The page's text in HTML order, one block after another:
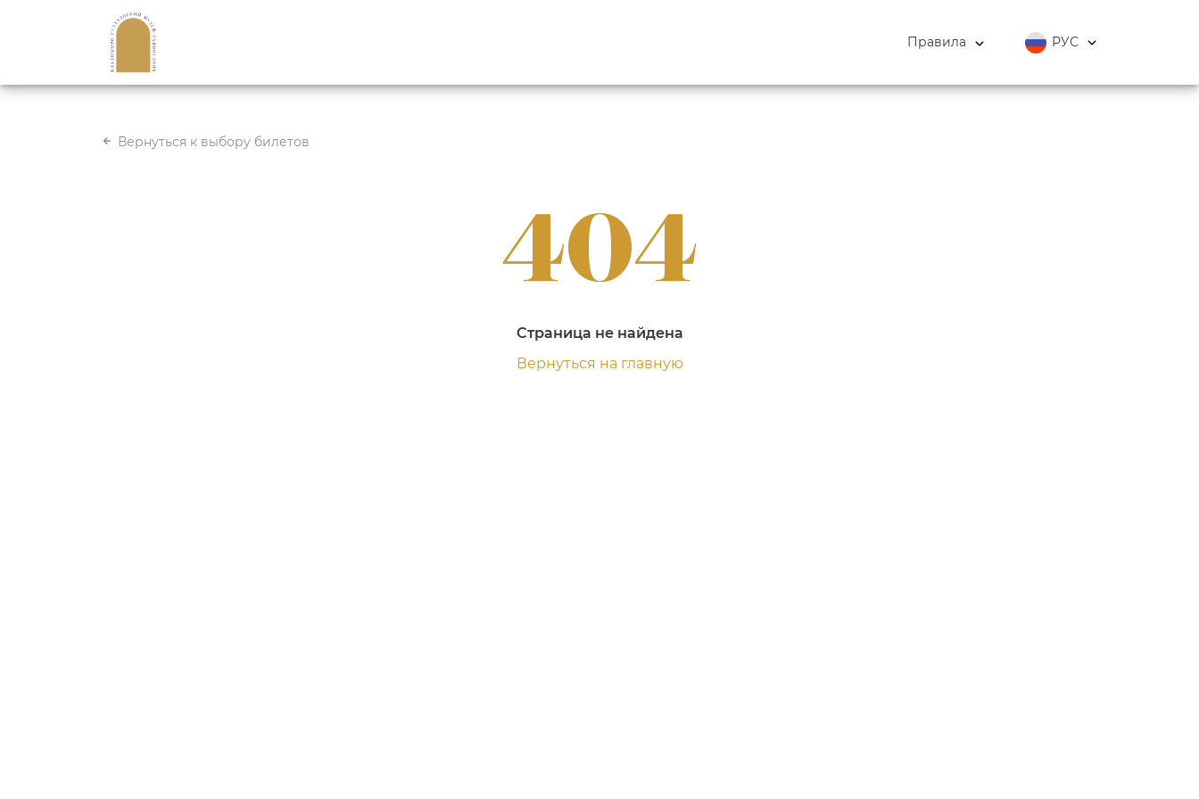
Правила РУС
Вернуться к выбору билетов
404
Страница не найдена
Вернуться на главную